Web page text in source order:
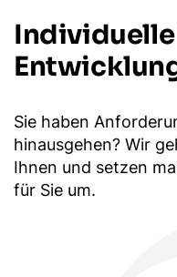
Individuelle
Sie haben
hinausgehen? Wir
Ihnen und setzen
für Sie um.